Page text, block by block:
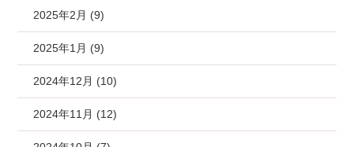
2025年2月 (9)
2025年1月 (9)
2024年12月 (10)
2024年11月 (12)